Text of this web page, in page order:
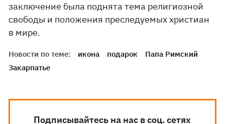
заключение была поднята тема религиозной
свободы и положения преследуемых христиан
в мире.
Новости по теме: икона подарок
Папа Римский
Закарпатье
Подписывайтесь на нас в соц. сетях